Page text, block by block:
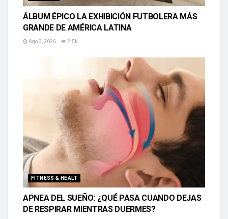
ÁLBUM ÉPICO LA EXHIBICIÓN FUTBOLERA MÁS
GRANDE DE AMÉRICA LATINA
Ago 3, 2026 2.5k
FITNESS & HEALT
APNEA DEL SUEÑO: ¿QUÉ PASA CUANDO DEJAS
DE RESPIRAR MIENTRAS DUERMES?